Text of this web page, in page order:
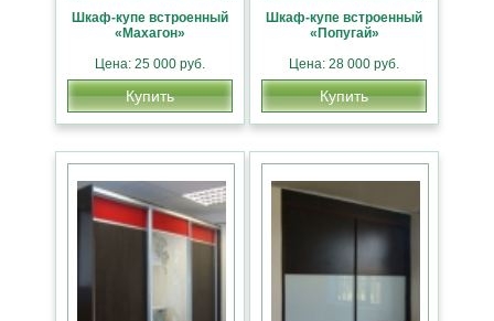
Шкаф-купе встроенный
«Махагон»
Цена: 25 000 руб.
Купить
Шкаф-купе встроенный
«Попугай»
Цена: 28 000 руб.
Купить